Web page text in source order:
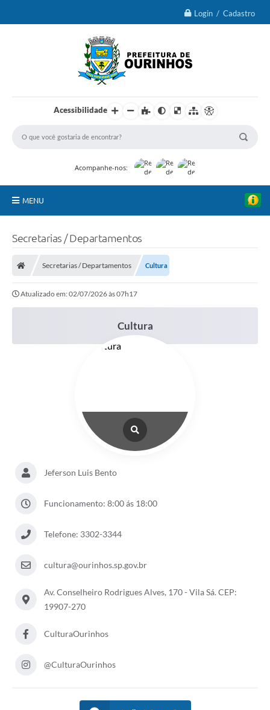
Login / Cadastro
Acessibilidade
Acompanhe-nos:
MENU
Portal da Transparência
Vagas de Emprego
Secretarias / Departamentos
Secretarias / Departamentos Cultura
Atualizado em: 02/07/2026 às 07h17
Cultura
Jeferson Luis Bento
Funcionamento: 8:00 ás 18:00
Telefone: 3302-3344
cultura@ourinhos.sp.gov.br
Av. Conselheiro Rodrigues Alves, 170 - Vila Sá. CEP:
19907-270
CulturaOurinhos
@CulturaOurinhos